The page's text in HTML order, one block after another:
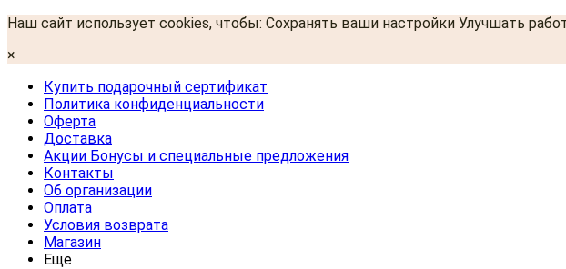
Наш сайт использует cookies, чтобы: Сохранять ваши настройки Улучшать
×
Купить подарочный сертификат
Политика конфиденциальности
Оферта
Доставка
Акции Бонусы и специальные предложения
Контакты
Об организации
Оплата
Условия возврата
Магазин
Еще